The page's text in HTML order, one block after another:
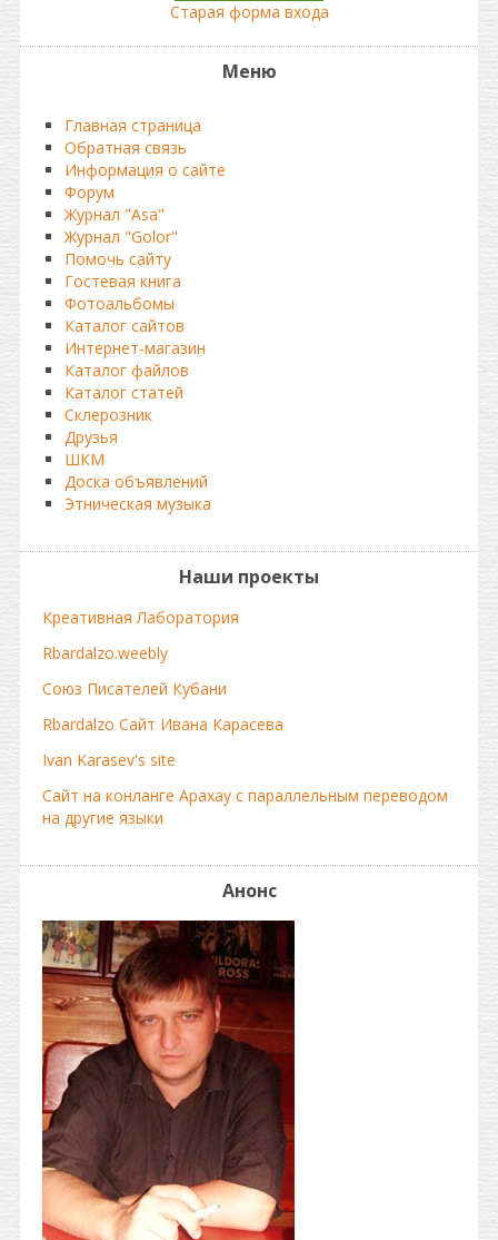
Старая форма входа
Меню
Главная страница
Обратная связь
Информация о сайте
Форум
Журнал "Asa"
Журнал "Golor"
Помочь сайту
Гостевая книга
Фотоальбомы
Каталог сайтов
Интернет-магазин
Каталог файлов
Каталог статей
Склерозник
Друзья
ШКМ
Доска объявлений
Этническая музыка
Наши проекты
Креативная Лаборатория
Rbardalzo.weebly
Союз Писателей Кубани
Rbardalzo Сайт Ивана Карасева
Ivan Karasev's site
Сайт на конланге Арахау с параллельным переводом
на другие языки
Анонс